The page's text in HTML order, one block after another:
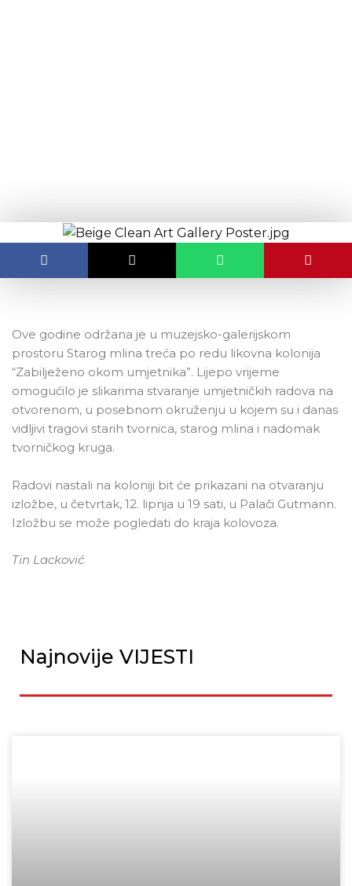
Ove godine održana je u muzejsko-galerijskom
prostoru Starog mlina treća po redu likovna kolonija
“Zabilježeno okom umjetnika”. Lijepo vrijeme
omogućilo je slikarima stvaranje umjetničkih radova na
otvorenom, u posebnom okruženju u kojem su i danas
vidljivi tragovi starih tvornica, starog mlina i nadomak
tvorničkog kruga.
Radovi nastali na koloniji bit će prikazani na otvaranju
izložbe, u četvrtak, 12. lipnja u 19 sati, u Palači Gutmann.
Izložbu se može pogledati do kraja kolovoza.
Tin Lacković
Najnovije VIJESTI